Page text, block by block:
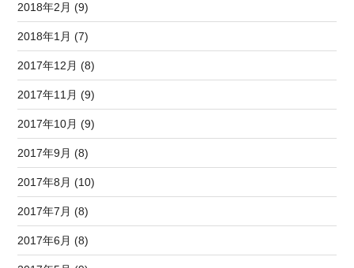
2018年2月 (9)
2018年1月 (7)
2017年12月 (8)
2017年11月 (9)
2017年10月 (9)
2017年9月 (8)
2017年8月 (10)
2017年7月 (8)
2017年6月 (8)